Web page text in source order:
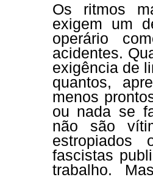
Os ritmos
exigem um
operário
acidentes.
exigência de
quantos,
menos
ou nada se
não são
estropiados
fascistas
trabalho.